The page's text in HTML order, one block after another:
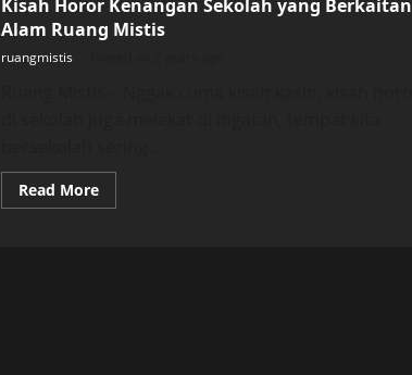
Kisah Horor Kenangan Sekolah yang Berkaitan
Alam Ruang Mistis
ruangmistis
Read MoreRead
more